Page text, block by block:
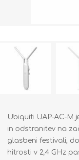
Ubiquiti UAP-AC-M
in odstranitev na
glasbeni festivali,
hitrosti v 2,4 GHz